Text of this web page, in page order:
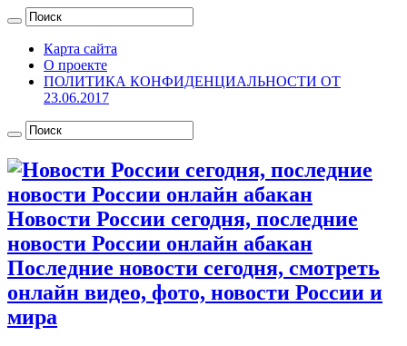
Карта сайта
О проекте
ПОЛИТИКА КОНФИДЕНЦИАЛЬНОСТИ ОТ
23.06.2017
Новости России сегодня, последние
новости России онлайн абакан
Последние новости сегодня, смотреть
онлайн видео, фото, новости России и
мира